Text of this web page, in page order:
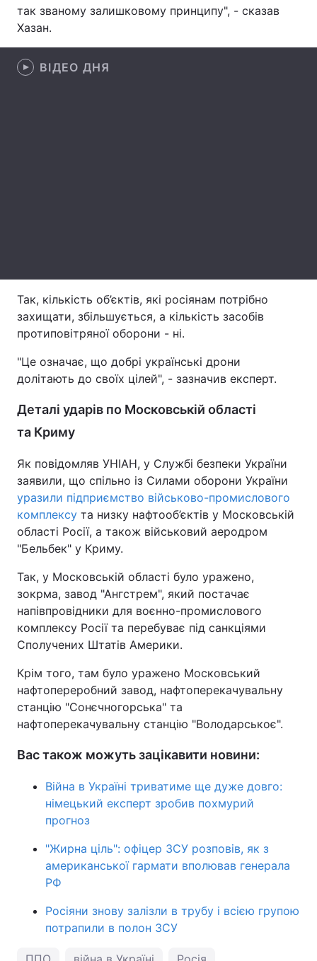
Екологія Регіони
Лонгріди
Відео з Youtube
так званому залишковому принципу", - сказав
Хазан.
ВІДЕО ДНЯ
Так, кількість об’єктів, які росіянам потрібно
захищати, збільшується, а кількість засобів
протиповітряної оборони - ні.
"Це означає, що добрі українські дрони
долітають до своїх цілей", - зазначив експерт.
Деталі ударів по Московській області
та Криму
Як повідомляв УНІАН, у Службі безпеки України
заявили, що спільно із Силами оборони України
уразили підприємство військово-промислового
комплексу та низку нафтооб’єктів у Московській
області Росії, а також військовий аеродром
"Бельбек" у Криму.
Так, у Московській області було уражено,
зокрма, завод "Ангстрем", який постачає
напівпровідники для воєнно-промислового
комплексу Росії та перебуває під санкціями
Сполучених Штатів Америки.
Крім того, там було уражено Московський
нафтопереробний завод, нафтоперекачувальну
станцію "Сонєчногорська" та
нафтоперекачувальну станцію "Володарськоє".
Вас також можуть зацікавити новини:
Війна в Україні триватиме ще дуже довго:
німецький експерт зробив похмурий
прогноз
"Жирна ціль": офіцер ЗСУ розповів, як з
американської гармати вполював генерала
РФ
Росіяни знову залізли в трубу і всією групою
потрапили в полон ЗСУ